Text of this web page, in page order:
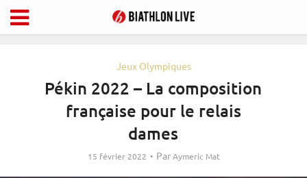
Jeux Olympiques
Pékin 2022 – La composition
française pour le relais
dames
15 février 2022 ParAymeric Mat